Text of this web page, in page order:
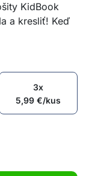
KidBook
a kresliť! Keď
odstráni,
znova!
detí
3 rokov
náplň pre
3x
5,99€/kus